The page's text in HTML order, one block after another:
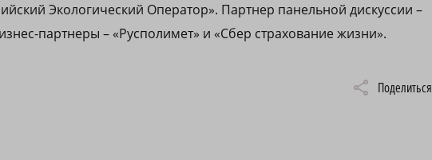
Экологический Оператор». Партнер панельной дискуссии –
партнеры – «Русполимет» и «Сбер страхование жизни».
Поделиться